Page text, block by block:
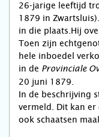
26-jarige leeftijd
1879 in
in die plaats.Hij
Toen zijn
hele inboedel
in de Provinciale
20 juni 1879.
In de beschrijving
vermeld. Dit kan
ook schaatsen